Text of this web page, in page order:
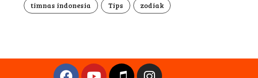
timnas indonesia Tips zodiak